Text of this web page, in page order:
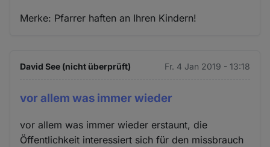
Merke: Pfarrer haften an Ihren Kindern!
David See (nicht überprüft) Fr. 4 Jan 2019 - 13:18
vor allem was immer wieder
vor allem was immer wieder erstaunt, die
Öffentlichkeit interessiert sich für den missbrauch